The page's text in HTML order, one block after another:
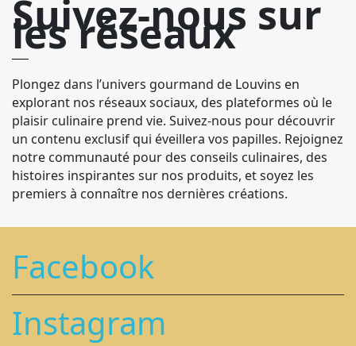
Suivez-nous sur
les réseaux
Plongez dans l’univers gourmand de Louvins en
explorant nos réseaux sociaux, des plateformes où le
plaisir culinaire prend vie. Suivez-nous pour découvrir
un contenu exclusif qui éveillera vos papilles. Rejoignez
notre communauté pour des conseils culinaires, des
histoires inspirantes sur nos produits, et soyez les
premiers à connaître nos dernières créations.
Facebook
Instagram